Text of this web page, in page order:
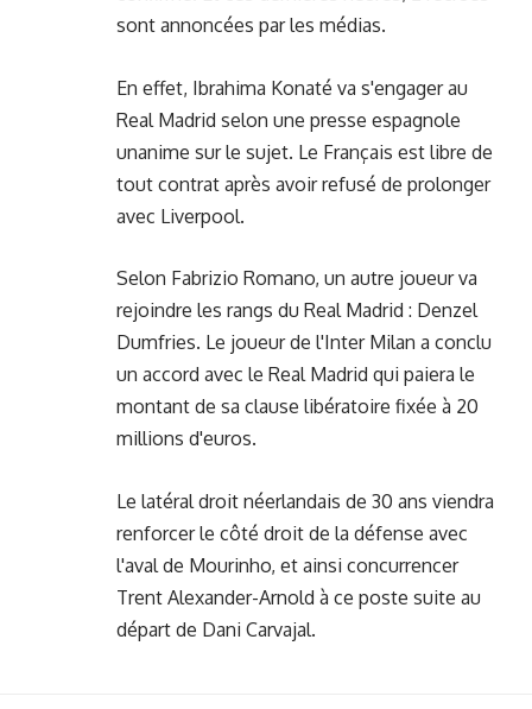
sont annoncées par les médias.
En effet, Ibrahima Konaté va s'engager au
Real Madrid selon une presse espagnole
unanime sur le sujet. Le Français est libre de
tout contrat après avoir refusé de prolonger
avec Liverpool.
Selon Fabrizio Romano, un autre joueur va
rejoindre les rangs du Real Madrid : Denzel
Dumfries. Le joueur de l'Inter Milan a conclu
un accord avec le Real Madrid qui paiera le
montant de sa clause libératoire fixée à 20
millions d'euros.
Le latéral droit néerlandais de 30 ans viendra
renforcer le côté droit de la défense avec
l'aval de Mourinho, et ainsi concurrencer
Trent Alexander-Arnold à ce poste suite au
départ de Dani Carvajal.